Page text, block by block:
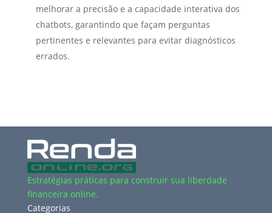
melhorar a precisão e a capacidade interativa dos
chatbots, garantindo que façam perguntas
pertinentes e relevantes para evitar diagnósticos
errados.
Estratégias práticas para construir sua liberdade
financeira online.
Categorias